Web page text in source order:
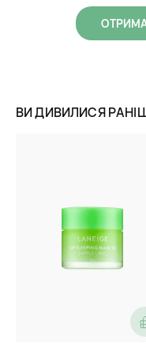
ВИ ДИВИЛИСЯ